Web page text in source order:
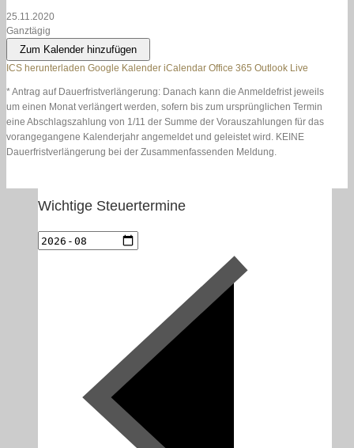
25.11.2020
Ganztägig
Zum Kalender hinzufügen
ICS herunterladen Google Kalender iCalendar Office 365 Outlook Live
* Antrag auf Dauerfristverlängerung: Danach kann die Anmeldefrist jeweils
um einen Monat verlängert werden, sofern bis zum ursprünglichen Termin
eine Abschlagszahlung von 1/11 der Summe der Vorauszahlungen für das
vorangegangene Kalenderjahr angemeldet und geleistet wird. KEINE
Dauerfristverlängerung bei der Zusammenfassenden Meldung.
Wichtige Steuertermine